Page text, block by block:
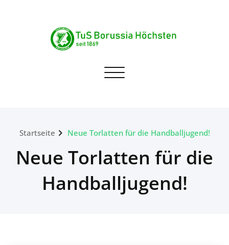
TuS Borussia Höchsten
Navigation umschalten
Startseite Neue Torlatten für die Handballjugend!
Neue Torlatten für die
Handballjugend!